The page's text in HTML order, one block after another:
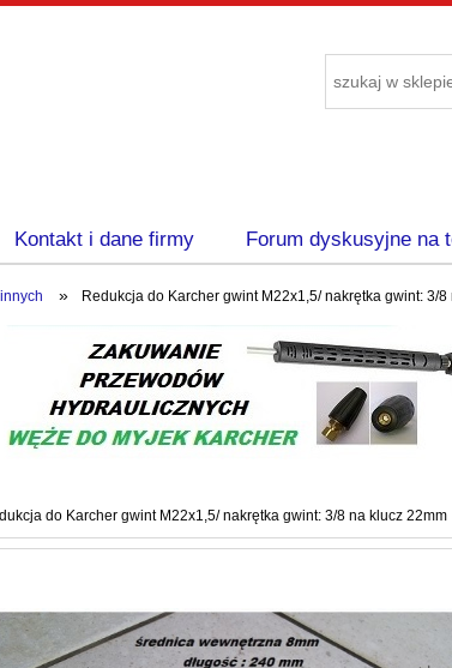
Kontakt i dane firmy Forum dyskusyjne na
» Redukcja do Karcher gwint M22x1,5/ nakrętka gwint: 3/
do Karcher gwint M22x1,5/ nakrętka gwint: 3/8 na klucz 22mm